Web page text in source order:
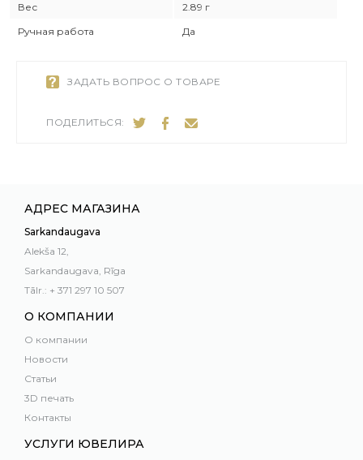
Вес
2.89 г
Ручная работа
Да
ЗАДАТЬ ВОПРОС О ТОВАРЕ
ПОДЕЛИТЬСЯ:
АДРЕС МАГАЗИНА
Sarkandaugava
Alekša 12,
Sarkandaugava, Rīga
Tālr.: + 371 297 10 507
О КОМПАНИИ
О компании
Новости
Статьи
3D печать
Контакты
УСЛУГИ ЮВЕЛИРА